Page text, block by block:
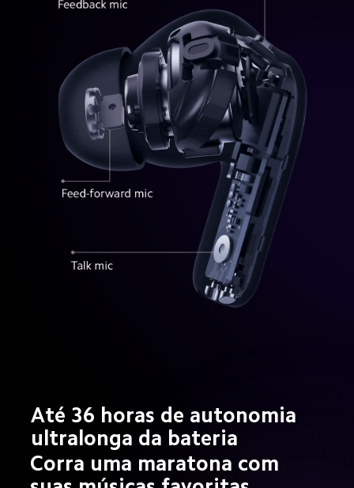
Até 36 horas de autonomia
ultralonga da bateria
Corra uma maratona com